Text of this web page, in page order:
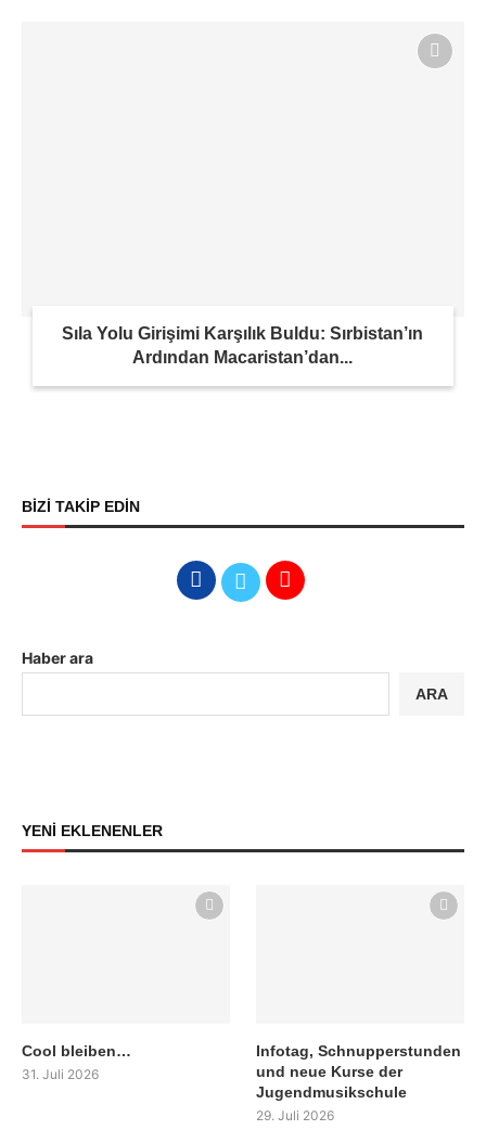
Sıla Yolu Girişimi Karşılık Buldu: Sırbistan’ın
Ardından Macaristan’dan...
BİZİ TAKİP EDİN
Haber ara
ARA
YENİ EKLENENLER
Cool bleiben…
31. Juli 2026
Infotag, Schnupperstunden
und neue Kurse der
Jugendmusikschule
29. Juli 2026